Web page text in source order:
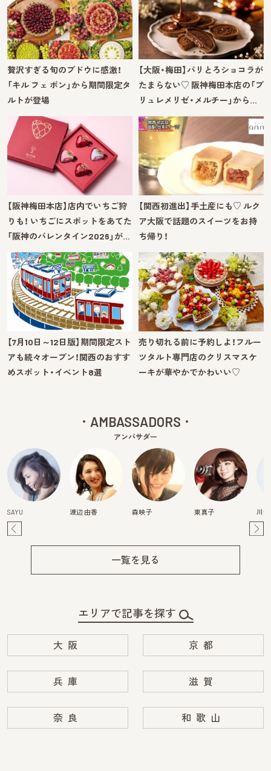
贅沢すぎる旬のブドウに感激！
「キル フェ ボン」から期間限定タ
ルトが登場
【大阪・梅田】パリとろショコラが
たまらない♡ 阪神梅田本店の「ブ
リュレメリゼ・メルチー」から…
【阪神梅田本店】店内でいちご狩
りも！ いちごにスポットをあてた
「阪神のバレンタイン2026」が…
【関西初進出】手土産にも♡ ルク
ア大阪で話題のスイーツをお持
ち帰り！
【7月10日～12日版】期間限定スト
アも続々オープン！関西のおすす
めスポット・イベント8選
売り切れる前に予約しよ！フルー
ツタルト専門店のクリスマスケ
ーキが華やかでかわいい♡
AMBASSADORS
アンバサダー
SAYU 渡辺 由香 森映子 東真子 川
一覧を見る
エリアで記事を探す
大阪 京都
兵庫 滋賀
奈良 和歌山